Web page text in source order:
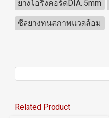
ยางโอริงคอร์ดDIA. 5mm
ซีลยางทนสภาพแวดล้อม
Related Product